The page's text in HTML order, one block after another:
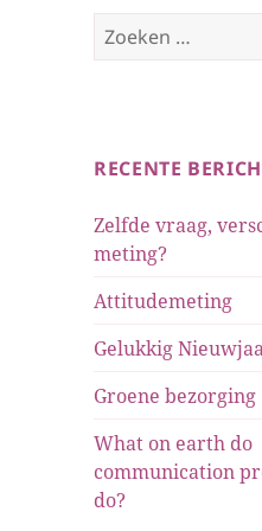
Zoeken
naar:
RECENTE
Zelfde vraag,
meting?
Attitudemeting
Gelukkig
Groene bezorging
What on earth do
communication
do?